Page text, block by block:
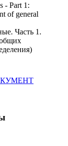
- Part 1:
of general
Часть 1.